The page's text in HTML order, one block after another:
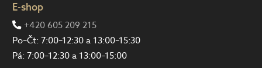
E-shop
+420 605 209 215
Po–Čt: 7:00–12:30 a 13:00–15:30
Pá: 7:00–12:30 a 13:00–15:00